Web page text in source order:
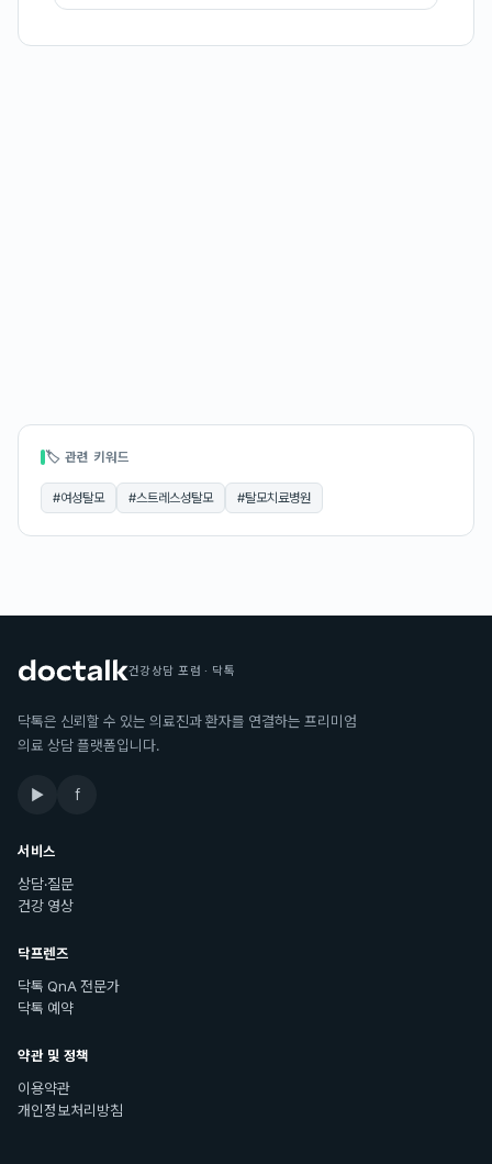
🏷 관련 키워드
#여성탈모 #스트레스성탈모 #탈모치료병원
건강상담 포럼 · 닥톡
닥톡은 신뢰할 수 있는 의료진과 환자를 연결하는 프리미엄
의료 상담 플랫폼입니다.
▶ f
서비스
상담·질문
건강 영상
닥프렌즈
닥톡 QnA 전문가
닥톡 예약
약관 및 정책
이용약관
개인정보처리방침